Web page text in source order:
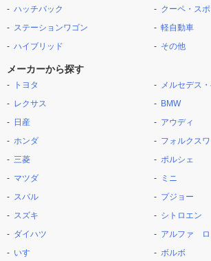
ハッチバック
ステーションワゴン
ハイブリッド
クーペ・ス
軽自動車
その他
メーカーから探す
トヨタ
レクサス
日産
ホンダ
三菱
マツダ
スバル
スズキ
ダイハツ
いすゞ
メルセデス
BMW
アウディ
フォルクス
ポルシェ
ミニ
プジョー
シトロエン
アルファ ロ
ボルボ